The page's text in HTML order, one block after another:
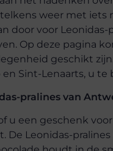
weer met
door voor
Op deze pagina
geschikt
Sint-Lenaarts, u te
pralines van
u een geschenk
De Leonidas-